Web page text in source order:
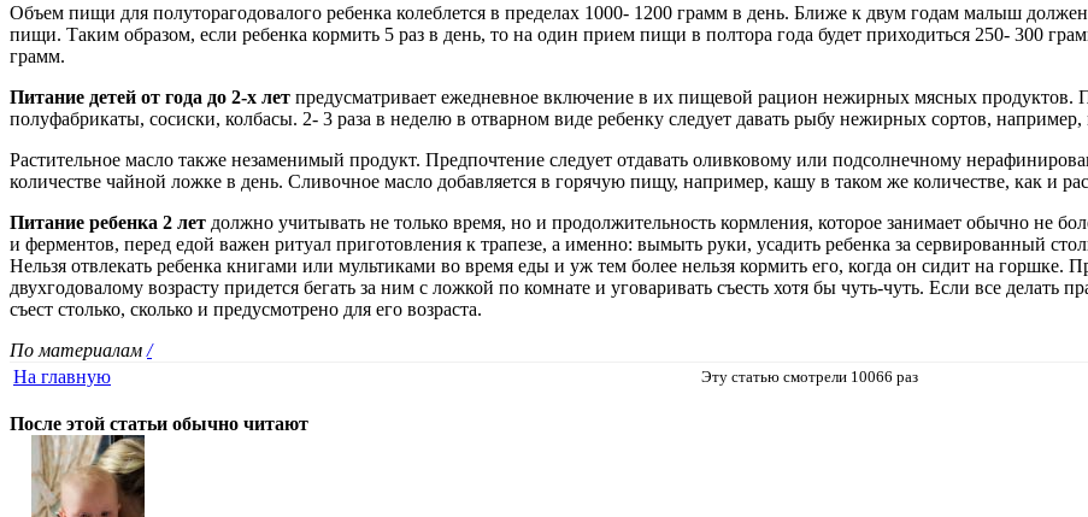
Объем пищи для полуторагодовалого ребенка колеблется в пределах 1000- 1200 грамм в день. Ближе к двум годам малыш
пищи. Таким образом, если ребенка кормить 5 раз в день, то на один прием пищи в полтора года будет приходиться 250- 300
грамм.
Питание детей от года до 2-х лет предусматривает ежедневное включение в их пищевой рацион нежирных мясных продуктов.
полуфабрикаты, сосиски, колбасы. 2- 3 раза в неделю в отварном виде ребенку следует давать рыбу нежирных сортов,
Растительное масло также незаменимый продукт. Предпочтение следует отдавать оливковому или подсолнечному
количестве чайной ложке в день. Сливочное масло добавляется в горячую пищу, например, кашу в таком же количестве, как и
Питание ребенка 2 лет должно учитывать не только время, но и продолжительность кормления, которое занимает обычно не
и ферментов, перед едой важен ритуал приготовления к трапезе, а именно: вымыть руки, усадить ребенка за сервированный
Нельзя отвлекать ребенка книгами или мультиками во время еды и уж тем более нельзя кормить его, когда он сидит на
двухгодовалому возрасту придется бегать за ним с ложкой по комнате и уговаривать съесть хотя бы чуть-чуть. Если все делать
съест столько, сколько и предусмотрено для его возраста.
По материалам /
На главную
Эту статью смотрели 10066 раз
После этой статьи обычно читают